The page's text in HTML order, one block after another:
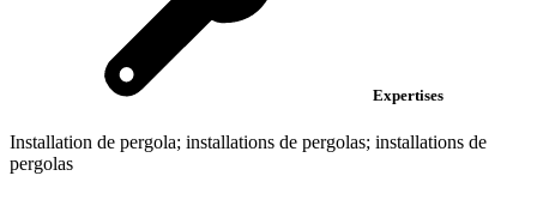
Expertises
Installation de pergola; installations de pergolas; installations de
pergolas